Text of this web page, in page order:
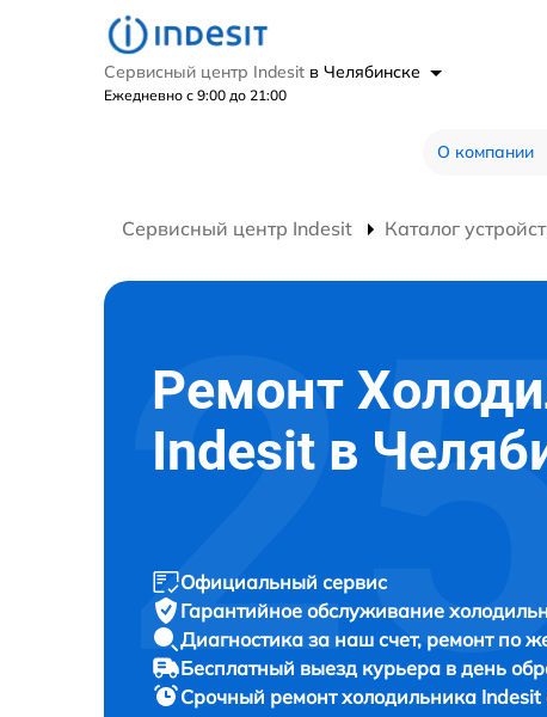
Сервисный центр Indesit в Челябинске
Ежедневно с 9:00 до 21:00
О компании
Сервисный центр Indesit Каталог
Ремонт
Indesit в
Официальный сервис
Гарантийное обслуживание
Диагностика за наш счет, ремонт по
Бесплатный выезд курьера в день
Срочный ремонтхолодильника Indesit